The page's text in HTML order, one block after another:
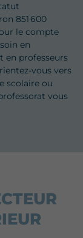
851 600
le compte
en
en professeurs
vous vers
scolaire ou
vous